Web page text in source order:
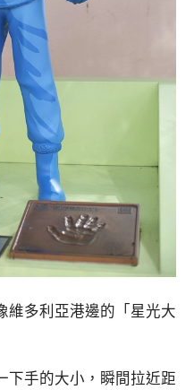
維多利亞港邊的「星光大
下手的大小，瞬間拉近距